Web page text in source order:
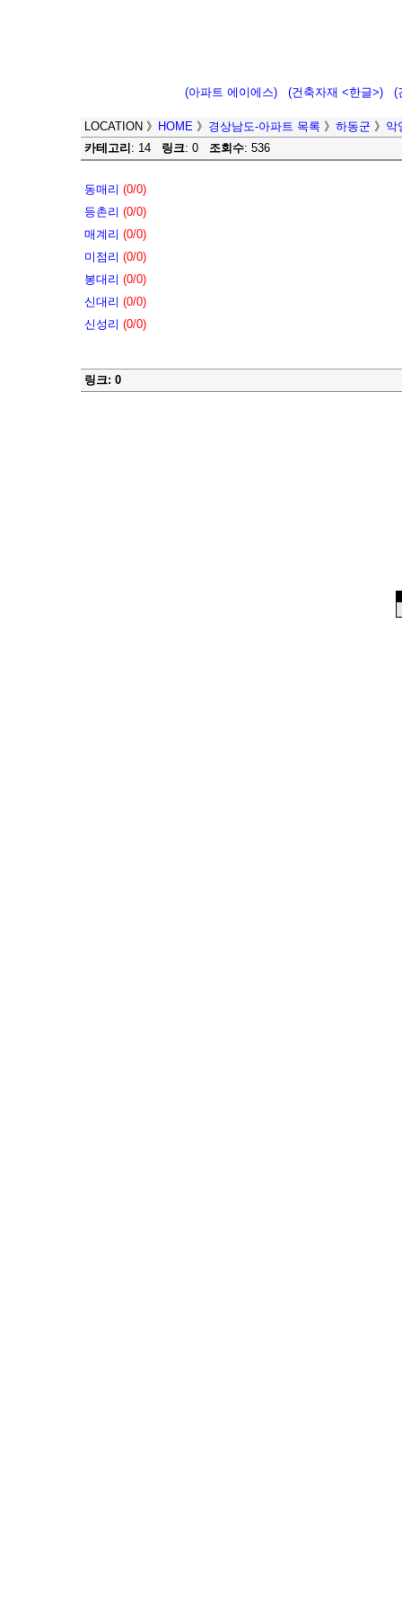
(아파트 에이에스) (건축자재 <한글>) (
LOCATION 》 HOME 》 경상남도-아파트 목록 》 하동군 》 악
카테고리 : 14 링크: 0 조회수: 536
동매리 (0/0)
등촌리 (0/0)
매계리 (0/0)
미점리 (0/0)
봉대리 (0/0)
신대리 (0/0)
신성리 (0/0)
링크: 0